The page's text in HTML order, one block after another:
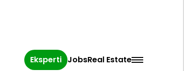
Eksperti JobsReal Estate